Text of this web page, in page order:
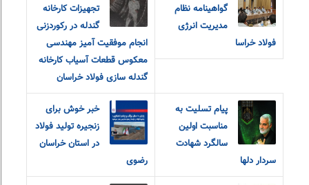
گواهینامه نظام
مدیریت انرژی
فولاد خراسا
تجهیزات کارخانه
گندله در رکوردزنی
انجام موفقیت آمیز مهندسی
معکوس قطعات آسیاب کارخانه
گندله سازی فولاد خراسان
پیام تسلیت به
مناسبت اولین
سالگرد شهادت
سردار دلها
خبر خوش برای
زنجیره تولید فولاد
در استان خراسان
رضوی